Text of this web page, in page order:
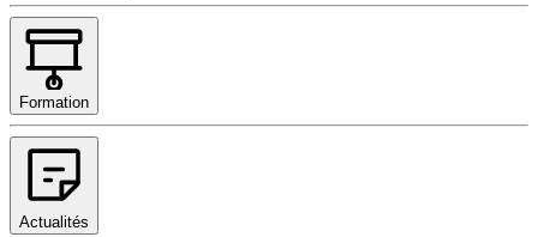
Formation
Actualités